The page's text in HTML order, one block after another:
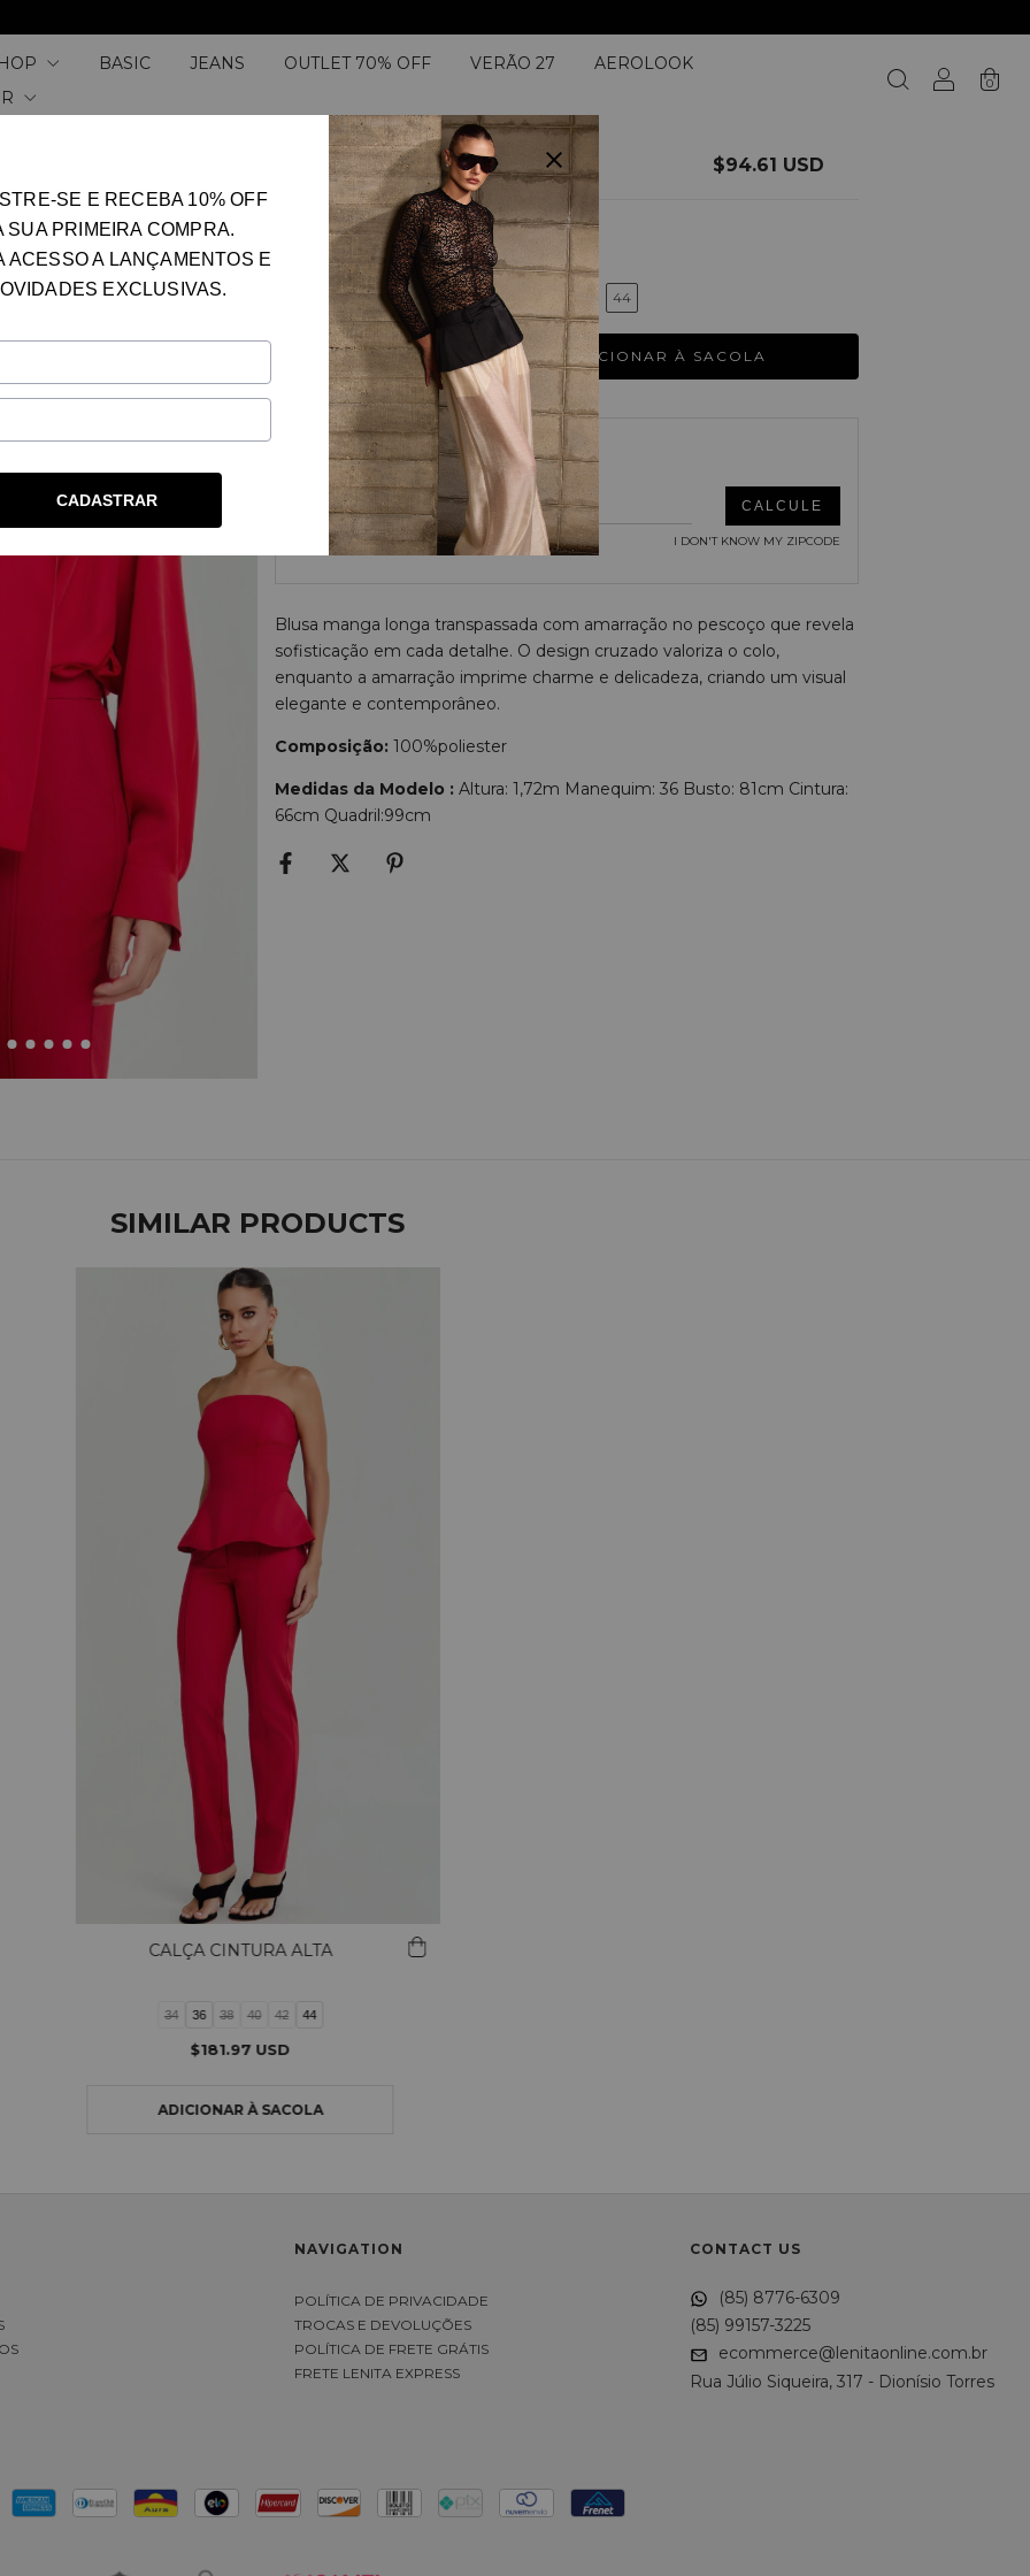
BASIC JEANS OUTLET 70% OFF VERÃO 27
AEROLOOK
0
BLUSA MANGA LONGA $94.61 USD
PRETO ROSEIRA 1978
TAMANHOS 34 36 38 42 44
Shipping for zipcode: CHANGE ZIPCODE
I DON'T KNOW MY ZIPCODE
Blusa manga longa transpassada com amarração no pescoço que revela
sofisticação em cada detalhe. O design cruzado valoriza o colo,
enquanto a amarração imprime charme e delicadeza, criando um visual
elegante e contemporâneo.
Composição: 100%poliester
Medidas da Modelo : Altura: 1,72m Manequim: 36 Busto: 81cm Cintura:
66cm Quadril:99cm
SIMILAR PRODUCTS
CALÇA CINTURA ALTA
34 36 38 40 42 44
$181.97 USD
NAVIGATION
POLÍTICA DE PRIVACIDADE
TROCAS E DEVOLUÇÕES
POLÍTICA DE FRETE GRÁTIS
FRETE LENITA EXPRESS
CONTACT US
(85) 8776-6309
(85) 99157-3225
ecommerce@lenitaonline.com.br
Rua Júlio Siqueira, 317 - Dionísio Torres
SE E RECEBA 10% OFF
SUA PRIMEIRA COMPRA.
ACESSO A LANÇAMENTOS E
EXCLUSIVAS.
CADASTRAR